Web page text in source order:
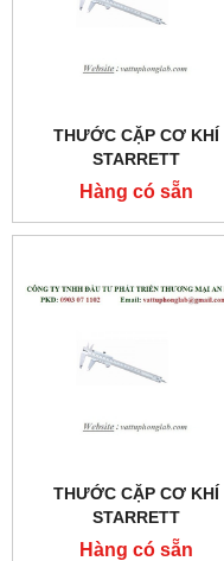
THƯỚC CẶP CƠ KHÍ
STARRETT
MODEL:125MEA-12/300
Hàng có sẵn
THƯỚC CẶP CƠ KHÍ
STARRETT
MODEL:125MEA-6/150
Hàng có sẵn